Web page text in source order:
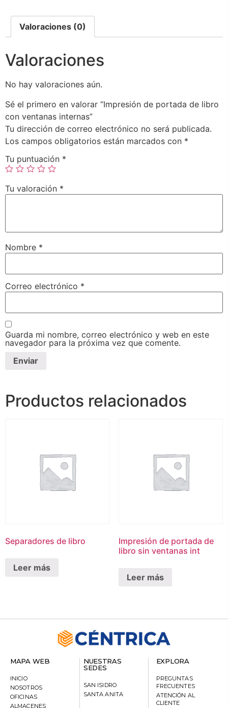
Valoraciones (0)
Valoraciones
No hay valoraciones aún.
Sé el primero en valorar “Impresión de portada de libro
con ventanas internas”
Tu dirección de correo electrónico no será publicada.
Los campos obligatorios están marcados con *
Tu puntuación *
Tu valoración *
Nombre *
Correo electrónico *
Guarda mi nombre, correo electrónico y web en este
navegador para la próxima vez que comente.
Productos relacionados
Separadores de libro
Leer más
Impresión de portada de
libro sin ventanas int
Leer más
MAPA WEB
INICIO
NOSOTROS
OFICINAS
ALMACENES
NUESTRAS
SEDES
SAN ISIDRO
SANTA ANITA
EXPLORA
PREGUNTAS
FRECUENTES
ATENCIÓN AL
CLIENTE